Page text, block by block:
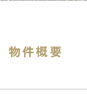
物件概要